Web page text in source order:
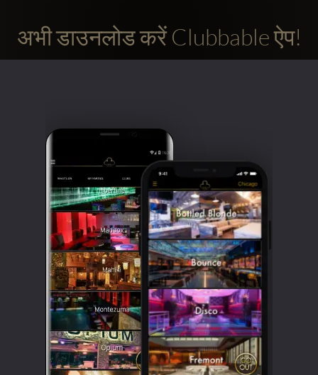
अभी डाउनलोड करें Clubbable ऐप!